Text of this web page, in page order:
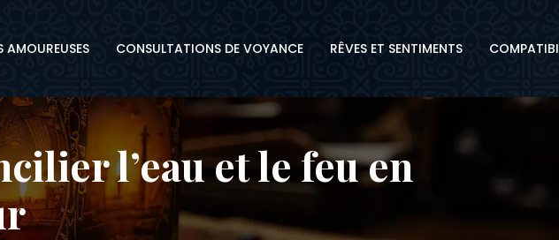
AMOUREUSES CONSULTATIONS DE VOYANCE RÊVES ET SENTIMENTS
l’eau et le feu en